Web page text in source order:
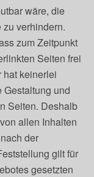
wäre, die
verhindern.
zum Zeitpunkt
Seiten frei
hat keinerlei
und
Seiten. Deshalb
allen Inhalten
der
gilt für
gesetzten